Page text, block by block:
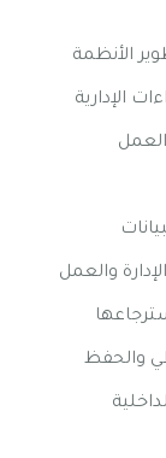
الأنظمة
الإدارية
والعمل
والحفظ